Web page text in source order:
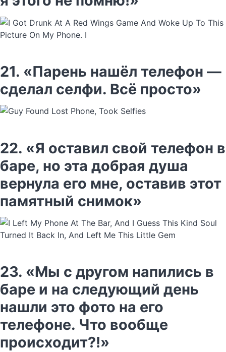
21. «Парень нашёл телефон —
сделал селфи. Всё просто»
22. «Я оставил свой телефон в
баре, но эта добрая душа
вернула его мне, оставив этот
памятный снимок»
23. «Мы с другом напились в
баре и на следующий день
нашли это фото на его
телефоне. Что вообще
происходит?!»